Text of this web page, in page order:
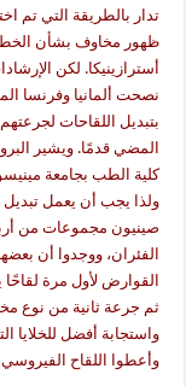
تدار بالطريقة التي تم
ظهور مخاوف بشأن الخطر
أسترازينيكا. لكن
نصحت ألمانيا وفرنسا
بتبديل اللقاحات لجرعتهم
المضي قدمًا. ويشير
كلية الطب بجامعة
ولذا يجب أن يعمل تبديل
الفئران، ووجدوا أن
القوارض لأول مرة
ثم جرعة ثانية من نوع
واستجابة أفضل للخلايا
وأعطوا اللقاح الفيروسي